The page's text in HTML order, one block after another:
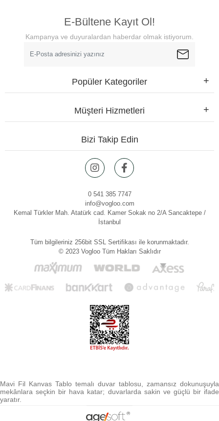
E-Bültene Kayıt Ol!
Kampanya ve duyuralardan haberdar olmak istiyorum.
Popüler Kategoriler
Müşteri Hizmetleri
Bizi Takip Edin
0 541 385 7747
info@vogloo.com
Kemal Türkler Mah. Atatürk cad. Kamer Sokak no 2/A Sancaktepe /
İstanbul
Tüm bilgileriniz 256bit SSL Sertifikası ile korunmaktadır.
© 2023 Vogloo Tüm Hakları Saklıdır
Mavi Fil Kanvas Tablo temalı duvar tablosu, zamansız dokunuşuyla
mekânlara seçkin bir hava katar; duvarlarda sakin ve güçlü bir ifade
yaratır.